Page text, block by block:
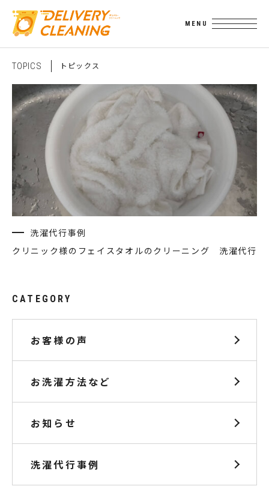
TOPICS ト ピッ ク ス
洗濯代行事例
クリニック様のフェイスタオルのクリーニング 洗濯代行
CATEGORY
お客様の声
お洗濯方法など
お知らせ
洗濯代行事例